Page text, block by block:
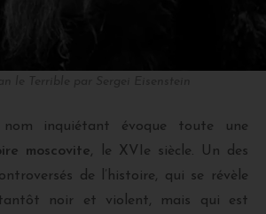
inquiétant évoque toute une
moscovite, le XVIe siècle. Un des
de l’histoire, qui se révèle
noir et violent, mais qui est